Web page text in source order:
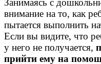
Занимаясь с
внимание на то, как
пытается выполнить
Если вы видите, что
у него не получается,
прийти ему на